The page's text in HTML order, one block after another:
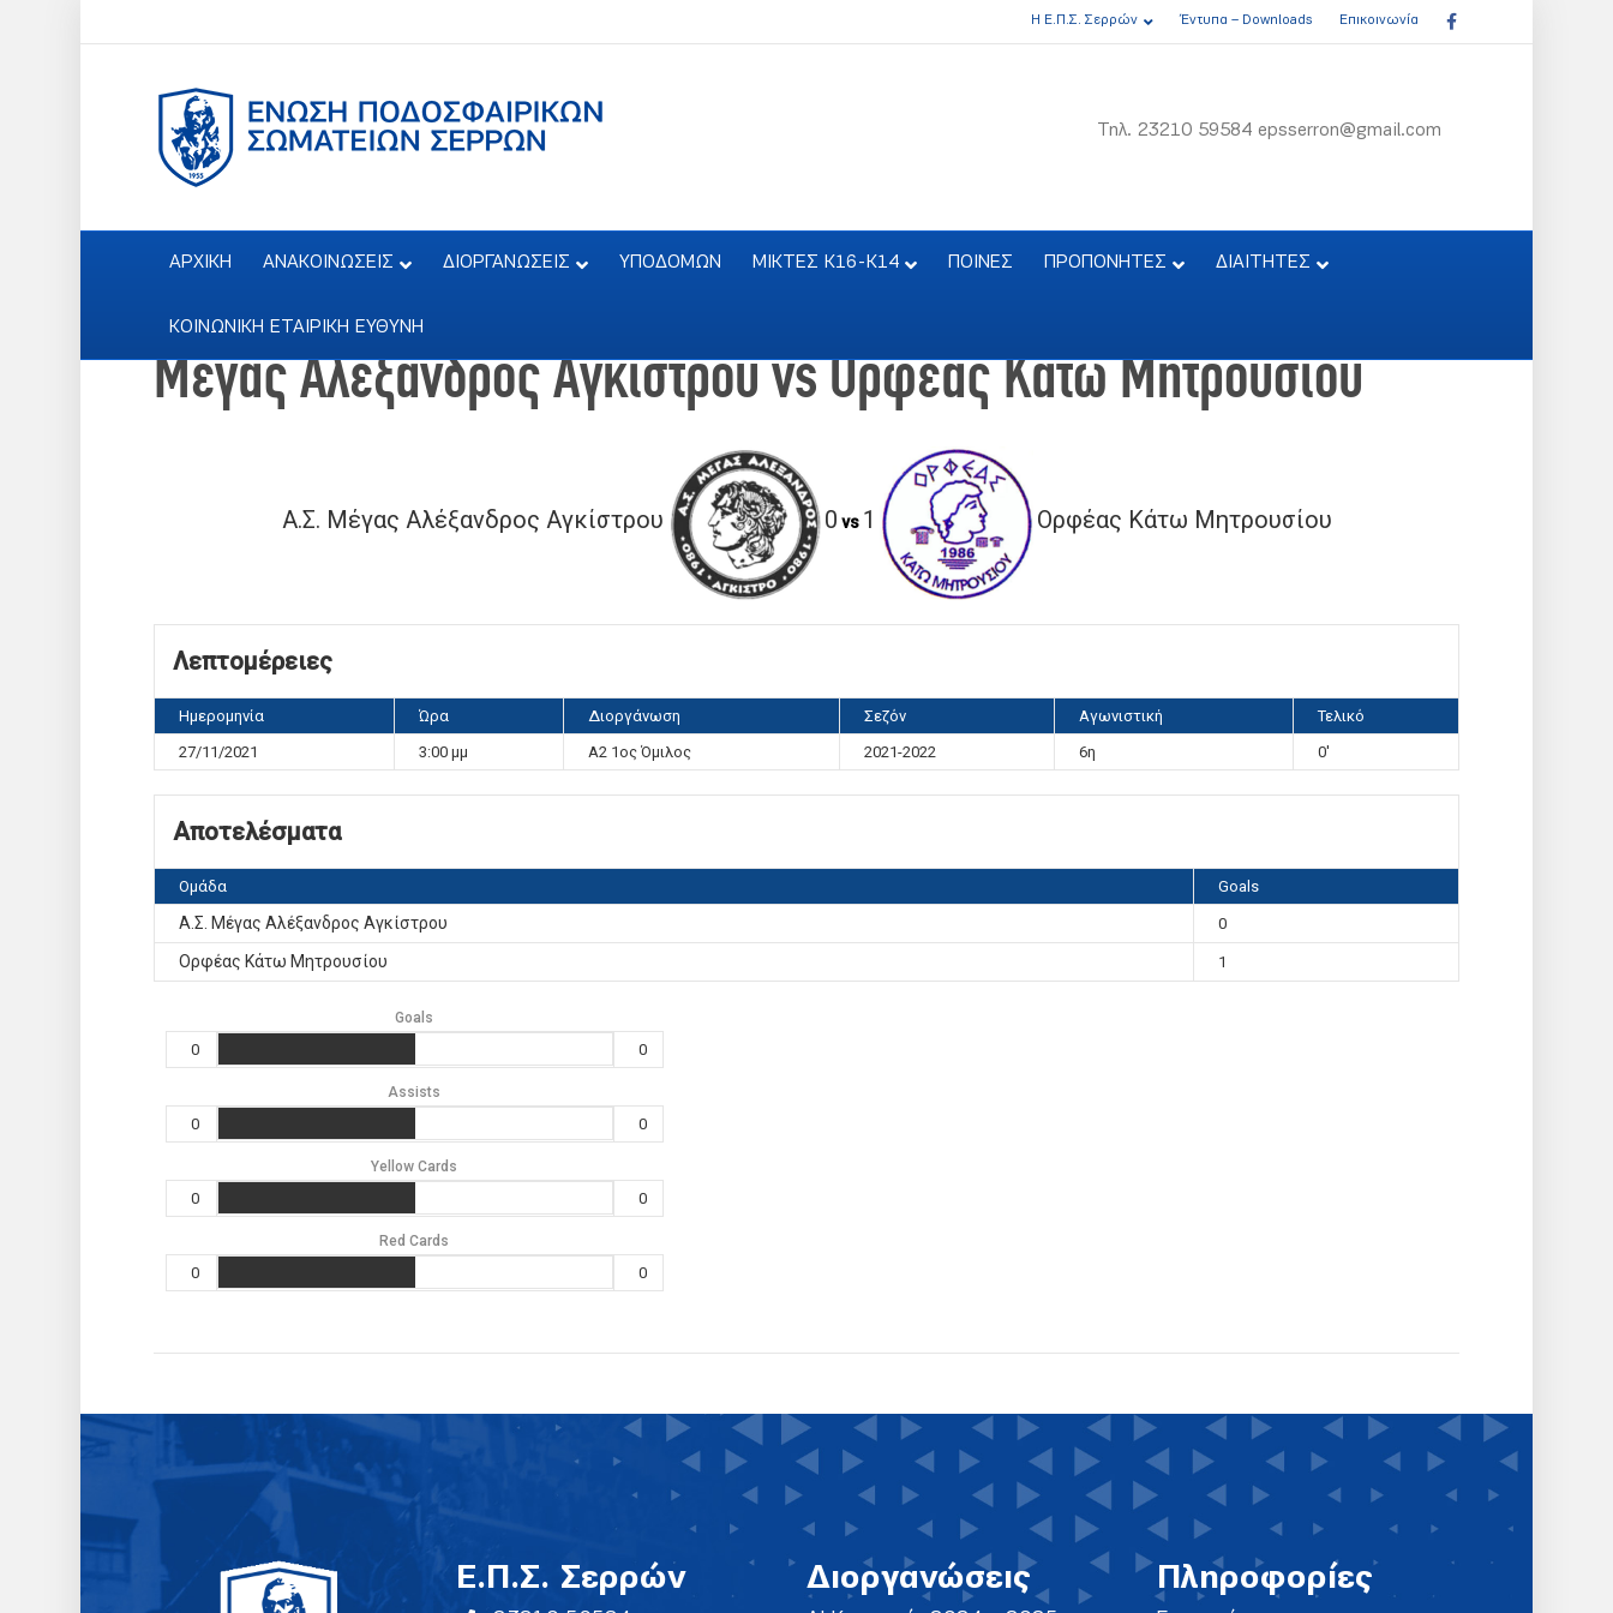
Η Ε.Π.Σ. Σερρών Έντυπα – Downloads Επικοινωνία Facebook
Τηλ. 23210 59584 epsserron@gmail.com
ΑΡΧΙΚΗ ΑΝΑΚΟΙΝΩΣΕΙΣ ΔΙΟΡΓΑΝΩΣΕΙΣ ΥΠΟΔΟΜΩΝ ΜΙΚΤΕΣ Κ16-Κ14 ΠΟΙΝΕΣ ΠΡΟΠΟΝΗΤΕΣ ΔΙΑΙΤΗΤΕΣ
ΚΟΙΝΩΝΙΚΗ ΕΤΑΙΡΙΚΗ ΕΥΘΥΝΗ
Μέγας Αλέξανδρος Αγκίστρου vs Ορφέας Κάτω Μητρουσίου
Α.Σ. Μέγας Αλέξανδρος Αγκίστρου 0 vs 1 Ορφέας Κάτω Μητρουσίου
Λεπτομέρειες
Ημερομηνία Ώρα Διοργάνωση Σεζόν Αγωνιστική
Τελικό
27/11/2021
3:00 μμ Α2 1ος Όμιλος 2021-2022 6η 0'
Αποτελέσματα
Ομάδα Goals
Α.Σ. Μέγας Αλέξανδρος Αγκίστρου 0
Ορφέας Κάτω Μητρουσίου 1
Goals
0 0
Assists
0 0
Yellow Cards
0 0
Red Cards
0 0
E.Π.Σ. Σερρών Διοργανώσεις Πληροφορίες